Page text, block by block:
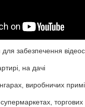
для забезпечення
на дачі
виробничих